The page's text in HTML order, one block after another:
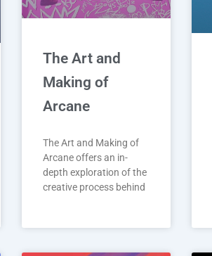
The Art and
Making of
Arcane
The Art and Making of
Arcane offers an in-
depth exploration of the
creative process behind